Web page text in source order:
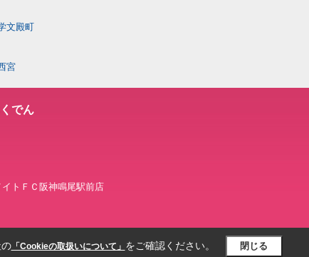
文殿町
宮
でん
トＦＣ阪神鳴尾駅前店
「Cookieの取扱いについて」 をご確認ください。 閉じる